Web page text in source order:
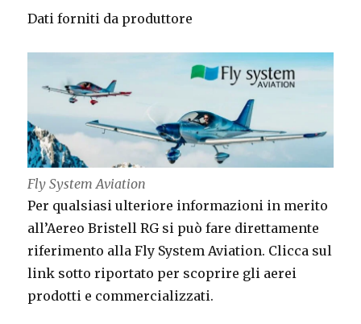
Dati forniti da produttore
Fly System Aviation
Per qualsiasi ulteriore informazioni in merito
all’Aereo Bristell RG si può fare direttamente
riferimento alla Fly System Aviation. Clicca sul
link sotto riportato per scoprire gli aerei
prodotti e commercializzati.